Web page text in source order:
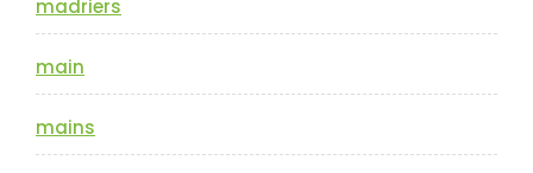
madriers
main
mains